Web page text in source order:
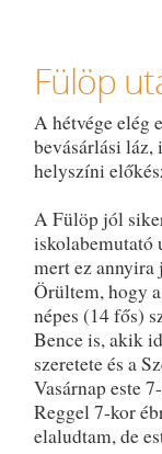
Fülöp
A hétvége elég
bevásárlási láz,
helyszíni
A Fülöp jól
iskolabemutató
mert ez annyira
Örültem, hogy
népes (14 fős)
Bence is, akik
szeretete és a
Vasárnap este
Reggel 7-kor
elaludtam, de